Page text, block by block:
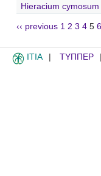
Hieracium cymosum
‹‹ previous 1 2 3 4 5 6
ITIA ΤΥΠΠΕΡ